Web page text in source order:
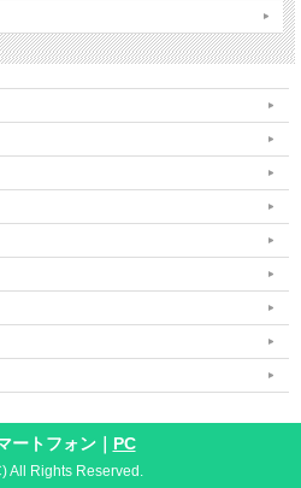
ートフォン｜ PC
All Rights Reserved.